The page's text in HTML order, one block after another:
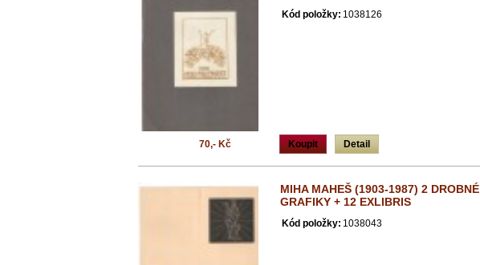
Kód položky: 1038126
Koupit Detail
70,- Kč
MIHA MAHEŠ (1903-1987) 2 DROBNÉ
GRAFIKY + 12 EXLIBRIS
Kód položky: 1038043